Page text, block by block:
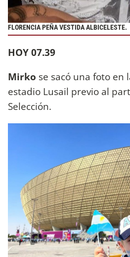
FLORENCIA PEÑA VESTIDA ALBICELESTE.
HOY 07.39
Mirko se sacó una foto en
estadio Lusail previo al
Selección.